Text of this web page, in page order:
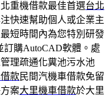
重機借款最佳首選台北
快速幫助個人或企業主
短時間內為您特別研發
訂購AutoCAD軟體。處
理疏通化糞池污水池
款民間汽機車借款免留
案大里機車借款於大里